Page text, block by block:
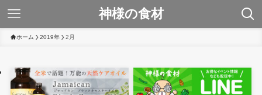
神様の食材
ホーム 2019年 2月